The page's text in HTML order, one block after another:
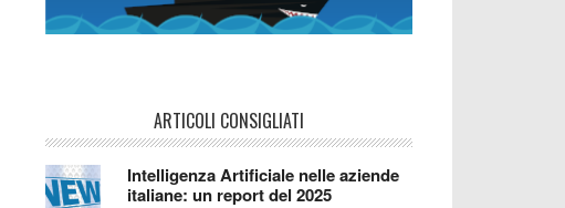
ARTICOLI CONSIGLIATI
Intelligenza Artificiale nelle aziende
italiane: un report del 2025